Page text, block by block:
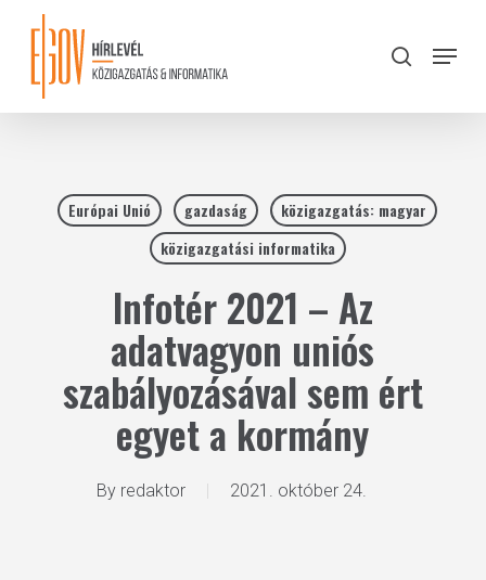
content
search
Menu
Európai Unió gazdaság
közigazgatás: magyar
közigazgatási informatika
Infotér 2021 – Az
adatvagyon uniós
szabályozásával sem ért
egyet a kormány
By redaktor 2021. október 24.
Close